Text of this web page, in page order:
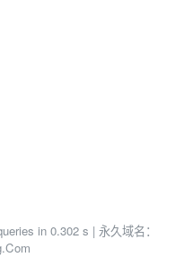
in 0.302 s | 永久域名：